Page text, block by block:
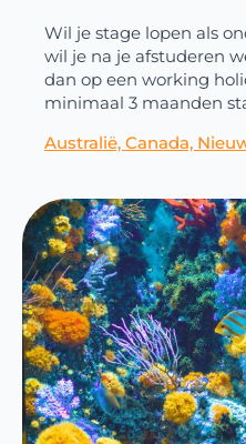
Wil je stage lopen als
wil je na je afstuderen
dan op een working
minimaal 3 maanden
Australië, Canada,